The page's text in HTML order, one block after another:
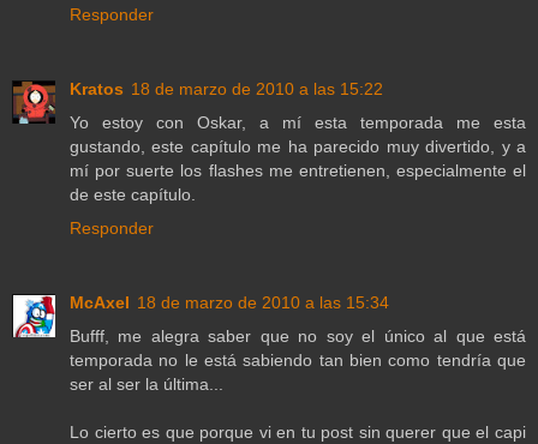
Responder
Kratos 18 de marzo de 2010 a las 15:22
Yo estoy con Oskar, a mí esta temporada me esta
gustando, este capítulo me ha parecido muy divertido, y a
mí por suerte los flashes me entretienen, especialmente el
de este capítulo.
Responder
McAxel 18 de marzo de 2010 a las 15:34
Bufff, me alegra saber que no soy el único al que está
temporada no le está sabiendo tan bien como tendría que
ser al ser la última...
Lo cierto es que porque vi en tu post sin querer que el capi